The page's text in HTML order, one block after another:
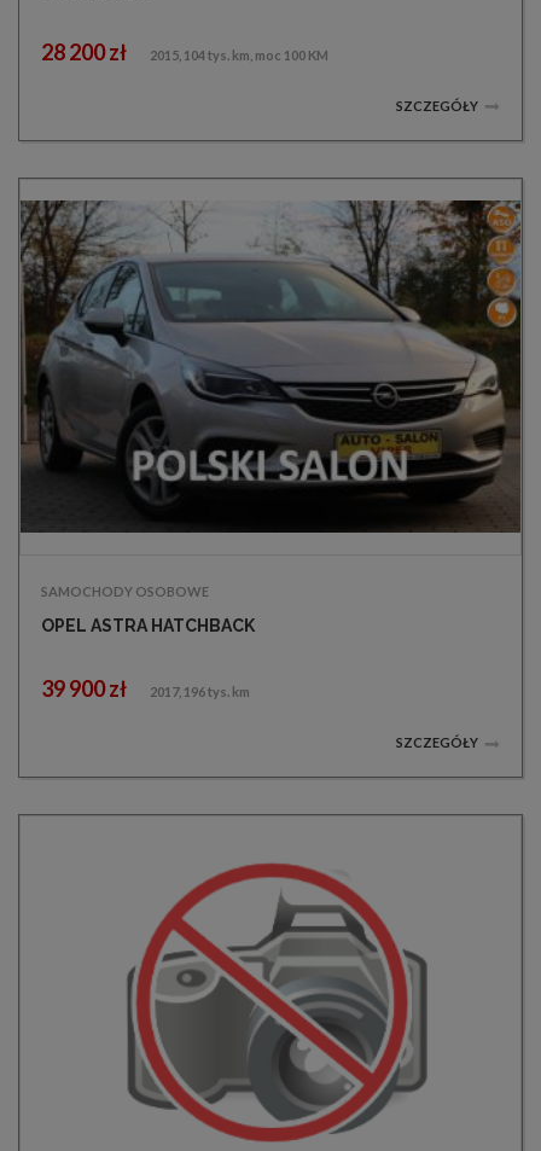
28 200 zł 2015, 104 tys. km, moc 100 KM
SZCZEGÓŁY
SAMOCHODY OSOBOWE
OPEL ASTRA HATCHBACK
39 900 zł 2017, 196 tys. km
SZCZEGÓŁY